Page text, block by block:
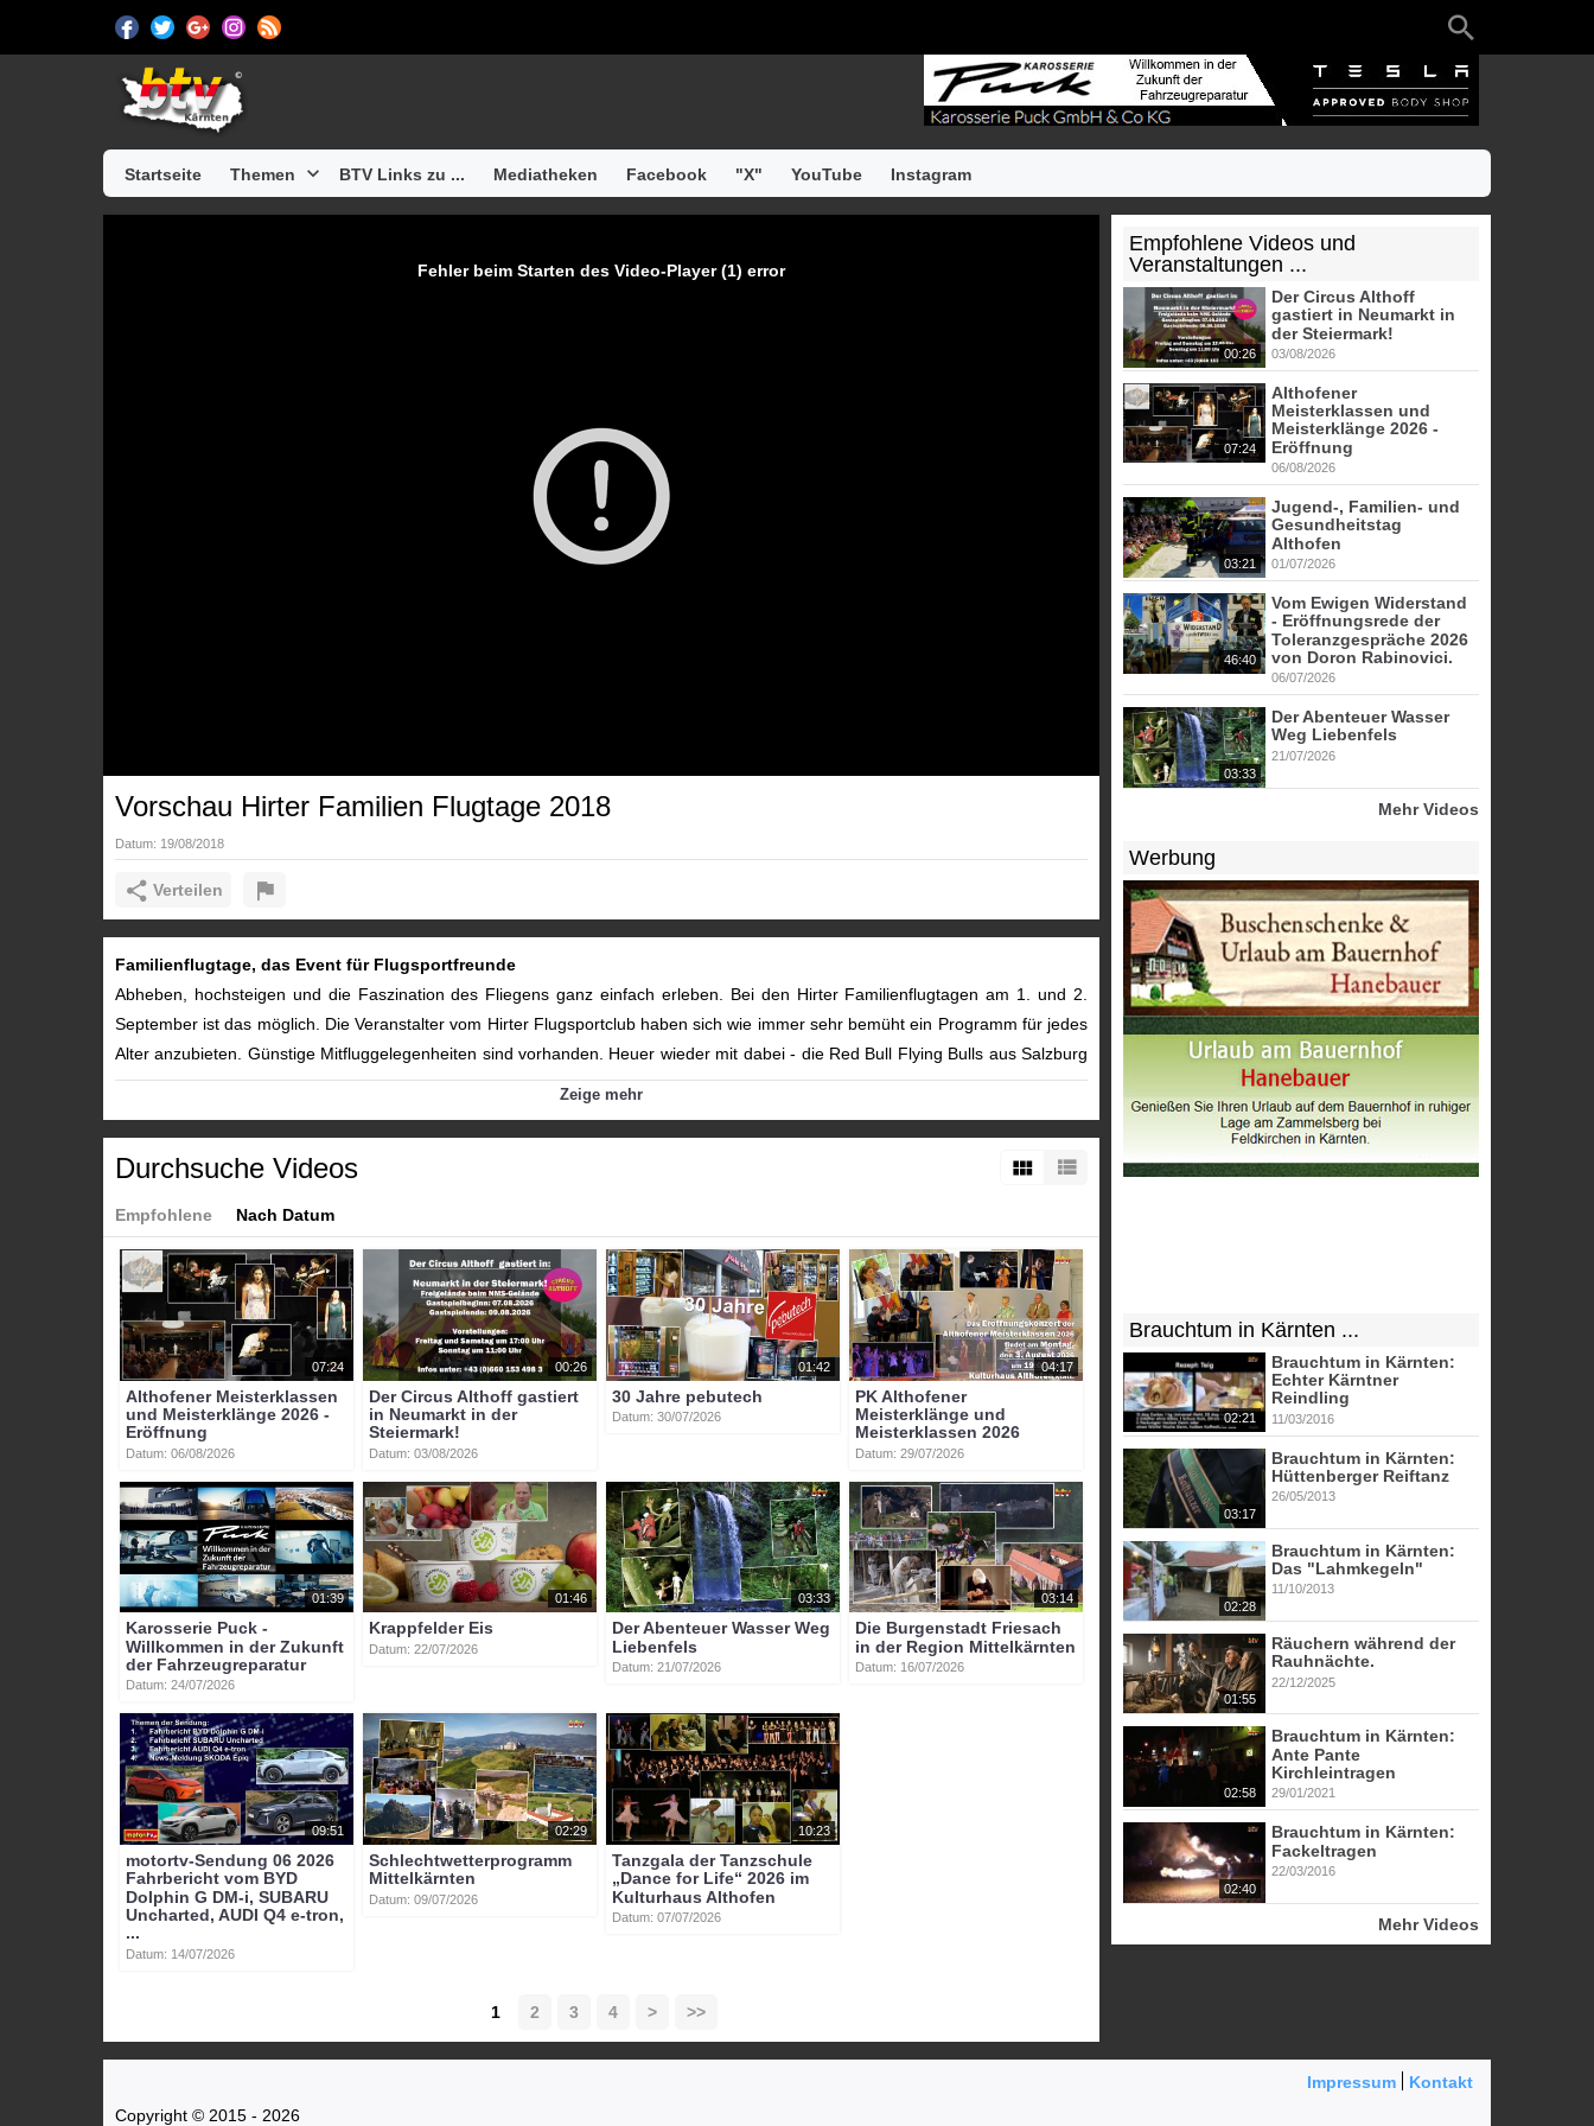
Startseite Themen BTV Links zu ... Mediatheken Facebook "X" YouTube Instagram
Fehler beim Starten des Video-Player (1) error
Vorschau Hirter Familien Flugtage 2018
Datum: 19/08/2018
Verteilen
Familienflugtage, das Event für Flugsportfreunde
Abheben, hochsteigen und die Faszination des Fliegens ganz einfach erleben. Bei den Hirter Familienflugtagen am 1. und 2.
September ist das möglich. Die Veranstalter vom Hirter Flugsportclub haben sich wie immer sehr bemüht ein Programm für jedes
Alter anzubieten. Günstige Mitfluggelegenheiten sind vorhanden. Heuer wieder mit dabei - die Red Bull Flying Bulls aus Salzburg
mit Extremsportler Felix Baumgartner - weltweit bekannt durch den Sprung aus der Stratosphäre. Ein spannendes und
Themen » Sport
Themen » Veranstaltungen
Themen » Wirtschaft
Tags:
familienflugtage
hirt karl_tengg stefanie_retzer felix baumgartner
Zeige mehr
Durchsuche Videos
Empfohlene Nach Datum
07:24
Althofener Meisterklassen
und Meisterklänge 2026 -
Eröffnung
Datum: 06/08/2026
00:26
Der Circus Althoff gastiert
in Neumarkt in der
Steiermark!
Datum: 03/08/2026
01:42
30 Jahre pebutech
Datum: 30/07/2026
04:17
PK Althofener
Meisterklänge und
Meisterklassen 2026
Datum: 29/07/2026
01:39
Karosserie Puck -
Willkommen in der Zukunft
der Fahrzeugreparatur
Datum: 24/07/2026
01:46
Krappfelder Eis
Datum: 22/07/2026
03:33
Der Abenteuer Wasser Weg
Liebenfels
Datum: 21/07/2026
03:14
Die Burgenstadt Friesach
in der Region Mittelkärnten
Datum: 16/07/2026
09:51
motortv-Sendung 06 2026
Fahrbericht vom BYD
Dolphin G DM-i, SUBARU
Uncharted, AUDI Q4 e-tron,
...
Datum: 14/07/2026
02:29
Schlechtwetterprogramm
Mittelkärnten
Datum: 09/07/2026
10:23
Tanzgala der Tanzschule
„Dance for Life“ 2026 im
Kulturhaus Althofen
Datum: 07/07/2026
1 2 3 4 > >>
Empfohlene Videos und
Veranstaltungen ...
00:26
Der Circus Althoff
gastiert in Neumarkt in
der Steiermark!
03/08/2026
07:24
Althofener
Meisterklassen und
Meisterklänge 2026 -
Eröffnung
06/08/2026
03:21
Jugend-, Familien- und
Gesundheitstag
Althofen
01/07/2026
46:40
Vom Ewigen Widerstand
- Eröffnungsrede der
Toleranzgespräche 2026
von Doron Rabinovici.
06/07/2026
03:33
Der Abenteuer Wasser
Weg Liebenfels
21/07/2026
Mehr Videos
Werbung
Brauchtum in Kärnten ...
02:21
Brauchtum in Kärnten:
Echter Kärntner
Reindling
11/03/2016
03:17
Brauchtum in Kärnten:
Hüttenberger Reiftanz
26/05/2013
02:28
Brauchtum in Kärnten:
Das "Lahmkegeln"
11/10/2013
01:55
Räuchern während der
Rauhnächte.
22/12/2025
02:58
Brauchtum in Kärnten:
Ante Pante
Kirchleintragen
29/01/2021
02:40
Brauchtum in Kärnten:
Fackeltragen
22/03/2016
Mehr Videos
Impressum
Kontakt
Copyright © 2015 - 2026